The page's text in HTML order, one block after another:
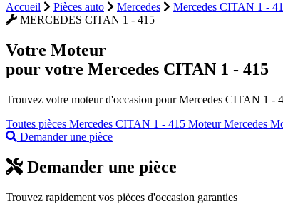
Accueil
Pièces auto Mercedes Mercedes CITAN 1 -
MERCEDES CITAN 1 - 415
Votre Moteur
pour votre Mercedes CITAN 1 - 415
Trouvez votre moteur d'occasion pour Mercedes CITAN 1 -
Toutes pièces Mercedes CITAN 1 - 415 Moteur Mercedes
Demander une pièce
Demander une pièce
Trouvez rapidement vos pièces d'occasion garanties